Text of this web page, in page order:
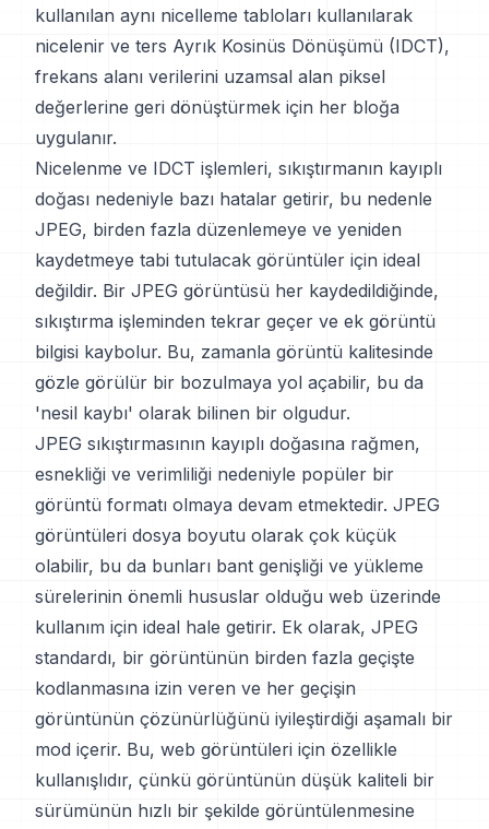
kullanılan aynı nicelleme tabloları kullanılarak
nicelenir ve ters Ayrık Kosinüs Dönüşümü (IDCT),
frekans alanı verilerini uzamsal alan piksel
değerlerine geri dönüştürmek için her bloğa
uygulanır.
Nicelenme ve IDCT işlemleri, sıkıştırmanın kayıplı
doğası nedeniyle bazı hatalar getirir, bu nedenle
JPEG, birden fazla düzenlemeye ve yeniden
kaydetmeye tabi tutulacak görüntüler için ideal
değildir. Bir JPEG görüntüsü her kaydedildiğinde,
sıkıştırma işleminden tekrar geçer ve ek görüntü
bilgisi kaybolur. Bu, zamanla görüntü kalitesinde
gözle görülür bir bozulmaya yol açabilir, bu da
'nesil kaybı' olarak bilinen bir olgudur.
JPEG sıkıştırmasının kayıplı doğasına rağmen,
esnekliği ve verimliliği nedeniyle popüler bir
görüntü formatı olmaya devam etmektedir. JPEG
görüntüleri dosya boyutu olarak çok küçük
olabilir, bu da bunları bant genişliği ve yükleme
sürelerinin önemli hususlar olduğu web üzerinde
kullanım için ideal hale getirir. Ek olarak, JPEG
standardı, bir görüntünün birden fazla geçişte
kodlanmasına izin veren ve her geçişin
görüntünün çözünürlüğünü iyileştirdiği aşamalı bir
mod içerir. Bu, web görüntüleri için özellikle
kullanışlıdır, çünkü görüntünün düşük kaliteli bir
sürümünün hızlı bir şekilde görüntülenmesine